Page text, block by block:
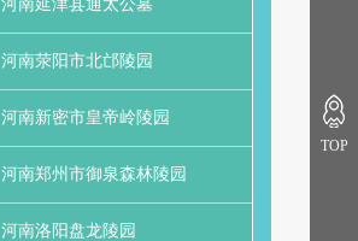
河南延津县通太公墓
河南荥阳市北邙陵园
河南新密市皇帝岭陵园
河南郑州市御泉森林陵园
河南洛阳盘龙陵园
TOP